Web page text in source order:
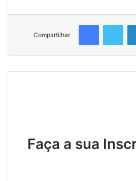
l
Compartilhar
Faça a sua